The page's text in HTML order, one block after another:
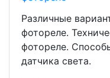
Различные
фотореле.
фотореле.
датчика света.